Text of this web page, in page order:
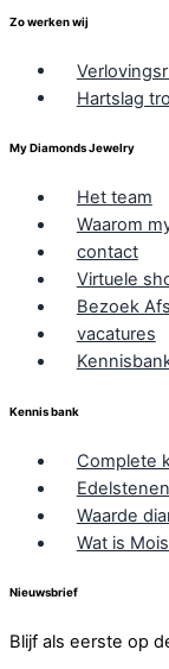
Zo werken wij
Hartslag
My Diamonds Jewelry
Het team
Waarom
contact
Virtuele
Bezoek
vacatures
Kennis bank
Complete
Edelstenen
Waarde
Wat is
Nieuwsbrief
Blijf als eerste op